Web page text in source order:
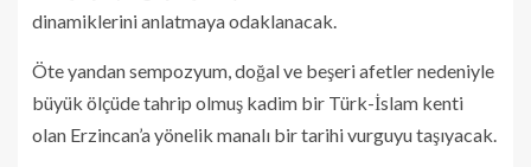
dinamiklerini anlatmaya odaklanacak.
Öte yandan sempozyum, doğal ve beşeri afetler nedeniyle
büyük ölçüde tahrip olmuş kadim bir Türk-İslam kenti
olan Erzincan’a yönelik manalı bir tarihi vurguyu taşıyacak.